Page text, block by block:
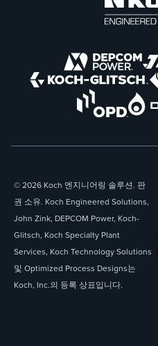
© 2026 Koch 엔지니어링 솔루션. 판
권 소유. Koch Engineered Solutions,
John Zink, DEPCOM Power, Koch-
Glitsch, Koch Specialty Plant
Services, Koch Technology Solutions
및 Optimized Process Designs는
Koch, Inc.의 등록 상표입니다.